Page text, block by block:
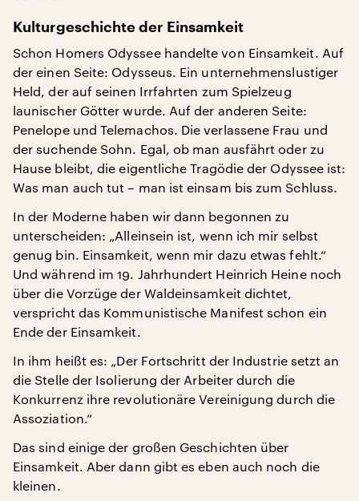
Kulturgeschichte der Einsamkeit
Schon Homers Odyssee handelte von Einsamkeit. Auf
der einen Seite: Odysseus. Ein unternehmenslustiger
Held, der auf seinen Irrfahrten zum Spielzeug
launischer Götter wurde. Auf der anderen Seite:
Penelope und Telemachos. Die verlassene Frau und
der suchende Sohn. Egal, ob man ausfährt oder zu
Hause bleibt, die eigentliche Tragödie der Odyssee ist:
Was man auch tut – man ist einsam bis zum Schluss.
In der Moderne haben wir dann begonnen zu
unterscheiden: „Alleinsein ist, wenn ich mir selbst
genug bin. Einsamkeit, wenn mir dazu etwas fehlt.“
Und während im 19. Jahrhundert Heinrich Heine noch
über die Vorzüge der Waldeinsamkeit dichtet,
verspricht das Kommunistische Manifest schon ein
Ende der Einsamkeit.
In ihm heißt es: „Der Fortschritt der Industrie setzt an
die Stelle der Isolierung der Arbeiter durch die
Konkurrenz ihre revolutionäre Vereinigung durch die
Assoziation.“
Das sind einige der großen Geschichten über
Einsamkeit. Aber dann gibt es eben auch noch die
kleinen.